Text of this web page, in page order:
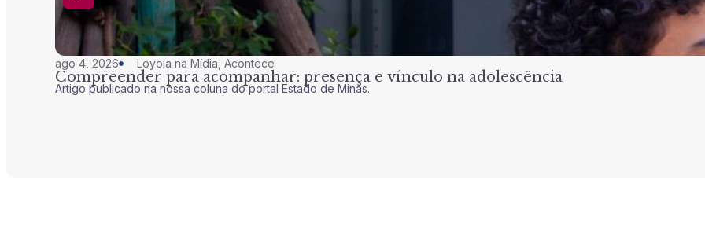
ago 4, 2026 Loyola na Mídia Acontece
Compreender para acompanhar: presença e vínculo na adolescência
Artigo publicado na nossa coluna do portal Estado de Minas.